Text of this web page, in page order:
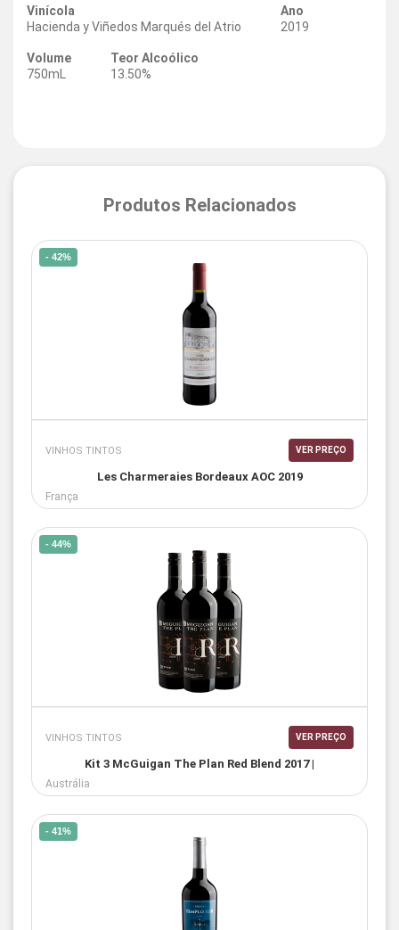
Vinícola
Hacienda y Viñedos Marqués del Atrio
Ano
2019
Volume
750mL
Teor Alcoólico
13.50%
Produtos Relacionados
- 42%
VINHOS TINTOS VER PREÇO
Les Charmeraies Bordeaux AOC 2019
França
- 44%
VINHOS TINTOS VER PREÇO
Kit 3 McGuigan The Plan Red Blend 2017 |
Austrália
- 41%